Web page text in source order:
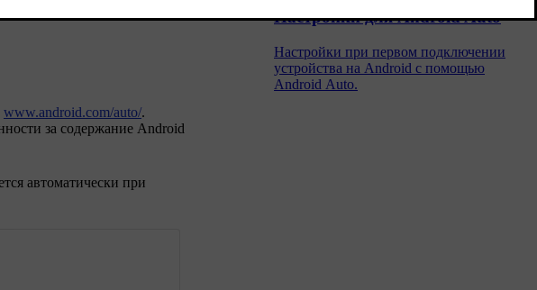
www.android.com/auto/.
за содержание Android
автоматически при
Настройки для Android Auto
Настройки при первом подключении
устройства на Android с помощью
Android Auto.